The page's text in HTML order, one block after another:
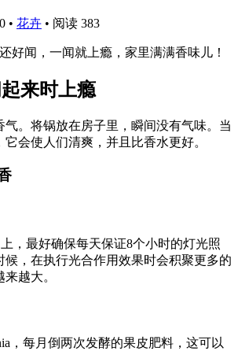
• 花卉 • 阅读 383
来时上瘾
气。将锅放在房子里，瞬间没有气味。当
会使人们清爽，并且比香水更好。
，最好确保每天保证8个小时的灯光照
候，在执行光合作用效果时会积聚更多的
越大。
，每月倒两次发酵的果皮肥料，这可以